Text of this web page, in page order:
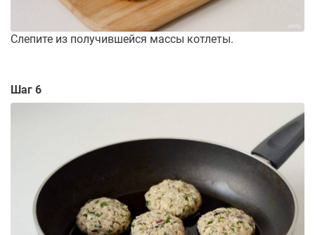
Слепите из получившейся массы котлеты.
Шаг 6